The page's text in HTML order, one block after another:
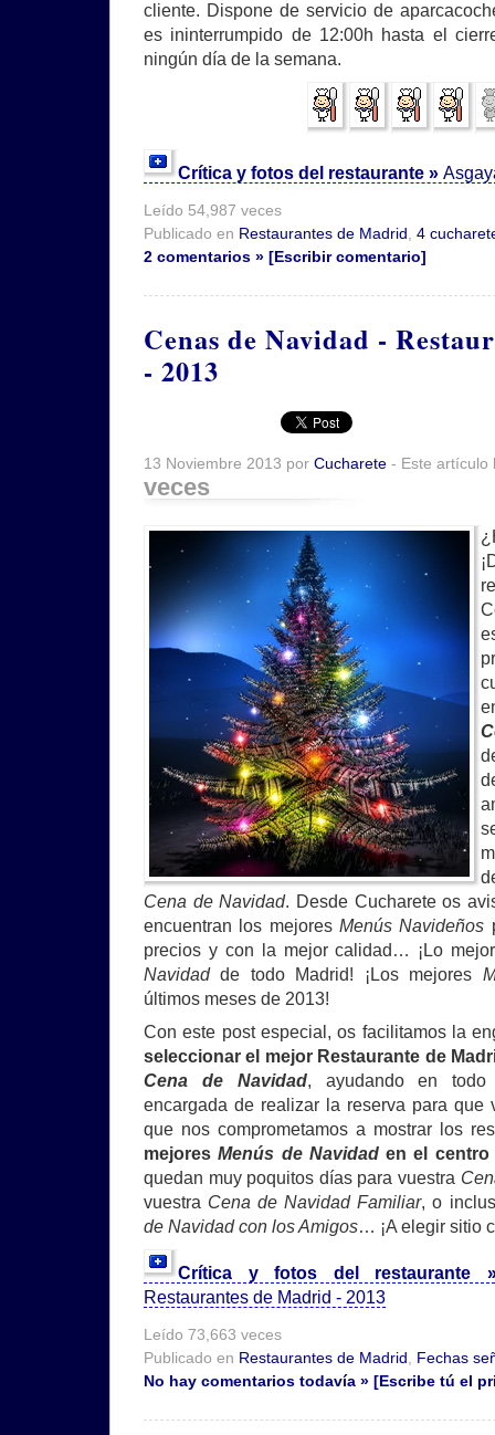
cliente. Dispone de servicio de
es ininterrumpido de 12:00h hasta el
ningún día de la semana.
Crítica y fotos del restaurante »
Leído 54,987 veces
Publicado en Restaurantes de Madrid 4
2 comentarios » [Escribir comentario]
Cenas de Navidad -
- 2013
13 Noviembre 2013 por Cucharete - Este
veces
Cena de Navidad. Desde Cucharete os
encuentran los mejores Menús Navideños
precios y con la mejor calidad… ¡Lo
Navidadde todo Madrid! ¡Los mejores
últimos meses de 2013!
Con este post especial, os facilitamos la
seleccionar el mejor Restaurante de
Cena de Navidad, ayudando en
encargada de realizar la reserva para que
que nos comprometamos a mostrar los
mejoresMenús de Navidaden el centro
quedan muy poquitos días para vuestra
vuestra Cena de Navidad Familiar, o
de Navidad con los Amigos… ¡A elegir sitio
Crítica y fotos del
Restaurantes de Madrid - 2013
Leído 73,663 veces
Publicado en Restaurantes de Madrid
Fechas
No hay comentarios todavía » [Escribe tú el